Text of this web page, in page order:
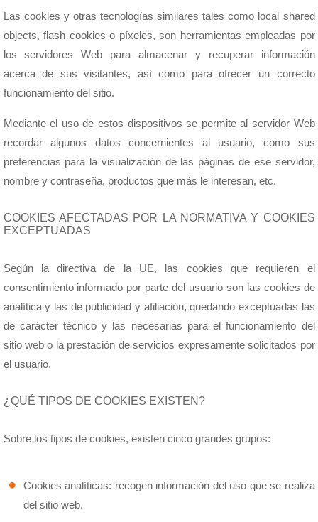
Las cookies y otras tecnologías similares tales como local shared
objects, flash cookies o píxeles, son herramientas empleadas por
los servidores Web para almacenar y recuperar información
acerca de sus visitantes, así como para ofrecer un correcto
funcionamiento del sitio.
Mediante el uso de estos dispositivos se permite al servidor Web
recordar algunos datos concernientes al usuario, como sus
preferencias para la visualización de las páginas de ese servidor,
nombre y contraseña, productos que más le interesan, etc.
COOKIES AFECTADAS POR LA NORMATIVA Y COOKIES
EXCEPTUADAS
Según la directiva de la UE, las cookies que requieren el
consentimiento informado por parte del usuario son las cookies de
analítica y las de publicidad y afiliación, quedando exceptuadas las
de carácter técnico y las necesarias para el funcionamiento del
sitio web o la prestación de servicios expresamente solicitados por
el usuario.
¿QUÉ TIPOS DE COOKIES EXISTEN?
Sobre los tipos de cookies, existen cinco grandes grupos:
Cookies analíticas: recogen información del uso que se realiza
del sitio web.